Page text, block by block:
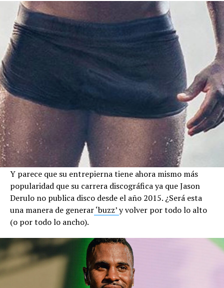
Y parece que su entrepierna tiene ahora mismo más
popularidad que su carrera discográfica ya que Jason
Derulo no publica disco desde el año 2015. ¿Será esta
una manera de generar‘buzz’y volver por todo lo alto
(o por todo lo ancho).